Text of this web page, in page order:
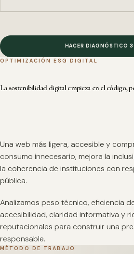
HACER DIAGNÓSTICO
OPTIMIZACIÓN ESG DIGITAL
La sostenibilidad digital empieza en el código,
Una web más ligera, accesible y
consumo innecesario, mejora la
la coherencia de instituciones con
pública.
Analizamos peso técnico, eficiencia
accesibilidad, claridad informativa y
reputacionales para construir una
responsable.
MÉTODO DE TRABAJO